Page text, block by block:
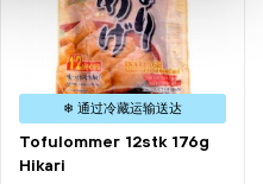
❄ 通过冷藏运输送达
Tofulommer 12stk 176g
Hikari